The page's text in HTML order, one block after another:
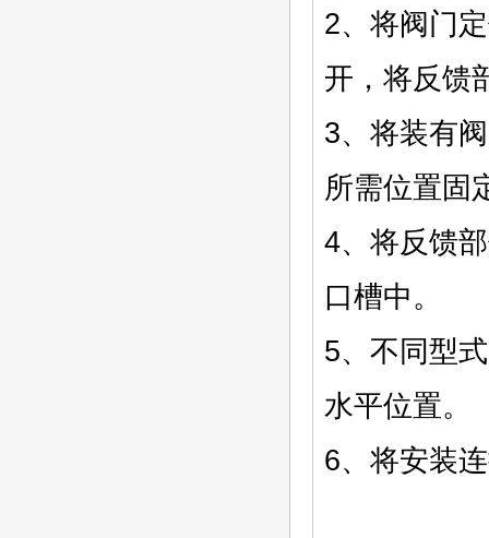
2、将阀门
开，将反馈
3、将装有
所需位置固
4、将反馈
口槽中。
5、不同型
水平位置。
6、将安装